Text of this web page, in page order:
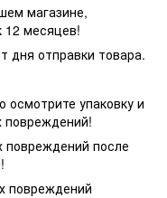
магазине,
12 месяцев!
дня отправки товара.
осмотрите упаковку и
повреждений!
повреждений после
повреждений